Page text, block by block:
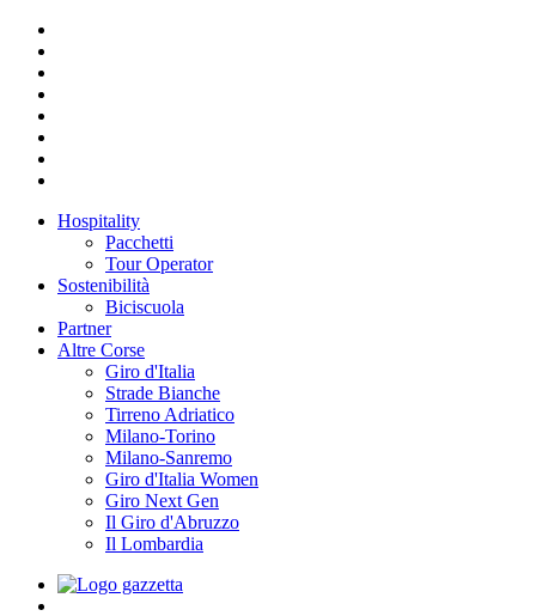
Hospitality
Pacchetti
Tour Operator
Sostenibilità
Biciscuola
Partner
Altre Corse
Giro d'Italia
Strade Bianche
Tirreno Adriatico
Milano-Torino
Milano-Sanremo
Giro d'Italia Women
Giro Next Gen
Il Giro d'Abruzzo
Il Lombardia